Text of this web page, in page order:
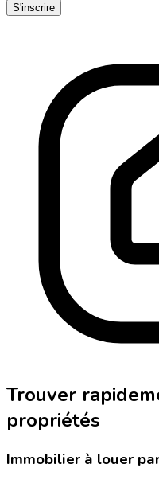
S'inscrire
Trouver
propriétés
Immobilier à louer